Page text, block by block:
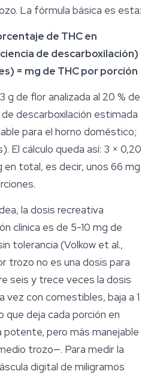
La fórmula básica es esta:
de THC en
de descarboxilación)
= mg de THC por porción
g de flor analizada al 20 % de
descarboxilación estimada
para el horno doméstico;
El cálculo queda así: 3 × 0,20
en total, es decir, unos 66 mg
la dosis recreativa
clínica es de 5-10 mg de
tolerancia (Volkow et al.,
trozo no es una dosis para
seis y trece veces la dosis
vez con comestibles, baja a 1
que deja cada porción en
pero más manejable
trozo—. Para medir la
digital de miligramos